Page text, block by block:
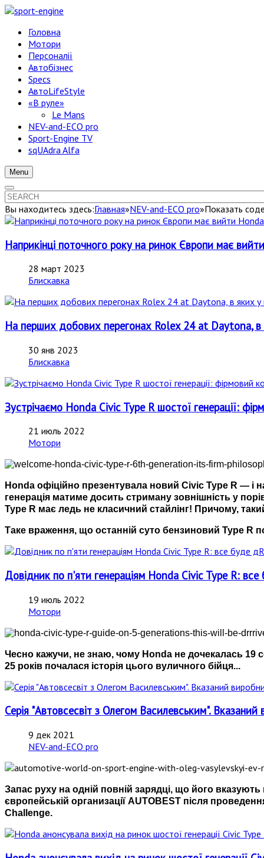
Головна
Мотори
Персоналії
Автобізнес
Specs
АвтоLifeStyle
«В руле»
Le Mans
NEV-and-ECO pro
Sport-Engine TV
sqUAdra Alfa
Menu
Вы находитесь здесь:Главная»NEV-and-ECO pro»Показать
Наприкінці поточного року на ринок Європи має
28 март 2023
Блискавка
На перших добових перегонах Rolex 24 at Daytona, в
30 янв 2023
Блискавка
Зустрічаємо Honda Civic Type R шостої генерації:
21 июль 2022
Мотори
Honda офіційно презентувала новий Civic Type R — і
генерація матиме досить стриману зовнішність у
Type R має ледь не класичний стайлінг! Причому,
Таке враження, що останній суто бензиновий Type R
Довідник по п'яти генераціям Honda Civic Type R:
19 июль 2022
Мотори
Чесно кажучи, не знаю, чому Honda не дочекалась 19
25 років почалася історія цього вуличного бійця...
Серія "Автовсесвіт з Олегом Василевським".
9 дек 2021
NEV-and-ECO pro
Запас руху на одній повній зарядці, що його
європейській организації AUTOBEST після
Challenge.